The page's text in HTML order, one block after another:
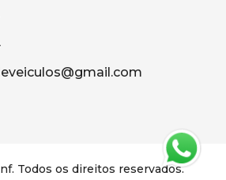
Todos os direitos reservados.